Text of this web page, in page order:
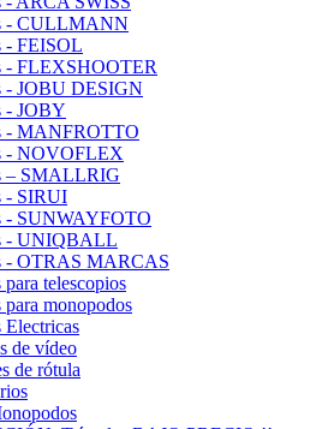
- CULLMANN
- FEISOL
- FLEXSHOOTER
- JOBU DESIGN
- JOBY
- MANFROTTO
- NOVOFLEX
– SMALLRIG
- SIRUI
- SUNWAYFOTO
- UNIQBALL
- OTRAS MARCAS
para telescopios
para monopodos
Electricas
de vídeo
de rótula